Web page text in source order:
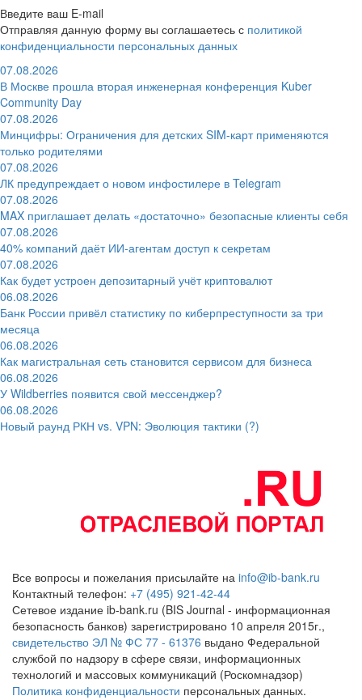
Введите ваш E-mail
Отправляя данную форму вы соглашаетесь с политикой
конфиденциальности персональных данных
07.08.2026
В Москве прошла вторая инженерная конференция Kuber
Community Day
07.08.2026
Минцифры: Ограничения для детских SIM-карт применяются
только родителями
07.08.2026
ЛК предупреждает о новом инфостилере в Telegram
07.08.2026
MAX приглашает делать «достаточно» безопасные клиенты себя
07.08.2026
40% компаний даёт ИИ‑агентам доступ к секретам
07.08.2026
Как будет устроен депозитарный учёт криптовалют
06.08.2026
Банк России привёл статистику по киберпреступности за три
месяца
06.08.2026
Как магистральная сеть становится сервисом для бизнеса
06.08.2026
У Wildberries появится свой мессенджер?
06.08.2026
Новый раунд РКН vs. VPN: Эволюция тактики (?)
Все вопросы и пожелания присылайте на info@ib-bank.ru
Контактный телефон: +7 (495) 921-42-44
Сетевое издание ib-bank.ru (BIS Journal - информационная
безопасность банков) зарегистрировано 10 апреля 2015г.,
свидетельство ЭЛ № ФС 77 - 61376 выдано Федеральной
службой по надзору в сфере связи, информационных
технологий и массовых коммуникаций (Роскомнадзор)
Политика конфиденциальности персональных данных.